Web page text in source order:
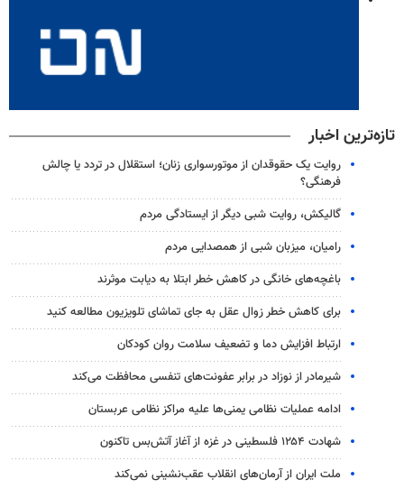
تازه‌ترین اخبار
روایت یک حقوقدان از موتورسواری زنان؛ استقلال در تردد یا چالش
فرهنگی؟
گالیکش، روایت شبی دیگر از ایستادگی مردم
رامیان، میزبان شبی از همصدایی مردم
باغچه‌های خانگی در کاهش خطر ابتلا به دیابت موثرند
برای کاهش خطر زوال عقل به جای تماشای تلویزیون مطالعه کنید
ارتباط افزایش دما و تضعیف سلامت روان کودکان
شیرمادر از نوزاد در برابر عفونت‌های تنفسی محافظت می‌کند
ادامه عملیات نظامی یمنی‌ها علیه مراکز نظامی عربستان
شهادت ۱۲۵۴ فلسطینی در غزه از آغاز آتش‌بس تاکنون
ملت ایران از آرمان‌های انقلاب عقب‌نشینی نمی‌کند